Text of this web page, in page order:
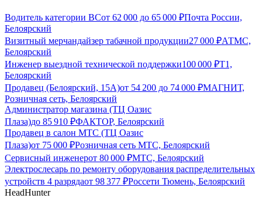
Водитель категории ВСот 62 000 до 65 000 ₽Почта России,
Белоярский
Визитный мерчандайзер табачной продукции27 000 ₽АТМС,
Белоярский
Инженер выездной технической поддержки100 000 ₽Т1,
Белоярский
Продавец (Белоярский, 15А)от 54 200 до 74 000 ₽МАГНИТ,
Розничная сеть, Белоярский
Администратор магазина (ТЦ Оазис
Плаза)до 85 910 ₽ФАКТОР, Белоярский
Продавец в салон МТС (ТЦ Оазис
Плаза)от 75 000 ₽Розничная сеть МТС, Белоярский
Сервисный инженерот 80 000 ₽МТС, Белоярский
Электрослесарь по ремонту оборудования распределительных
устройств 4 разрядаот 98 377 ₽Россети Тюмень, Белоярский
HeadHunter